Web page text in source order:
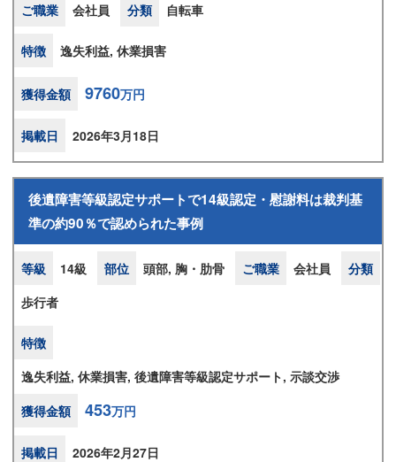
ご職業
会社員 分類 自転車
特徴 逸失利益, 休業損害
獲得金額 9760万円
掲載日 2026年3月18日
後遺障害等級認定サポートで14級認定・慰謝料は裁判基
準の約90％で認められた事例
等級 14級 部位 頭部, 胸・肋骨 ご職業 会社員
分類
歩行者
特徴
逸失利益, 休業損害, 後遺障害等級認定サポート, 示談交渉
獲得金額
453万円
掲載日 2026年2月27日